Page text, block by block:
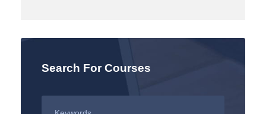
Search For Courses